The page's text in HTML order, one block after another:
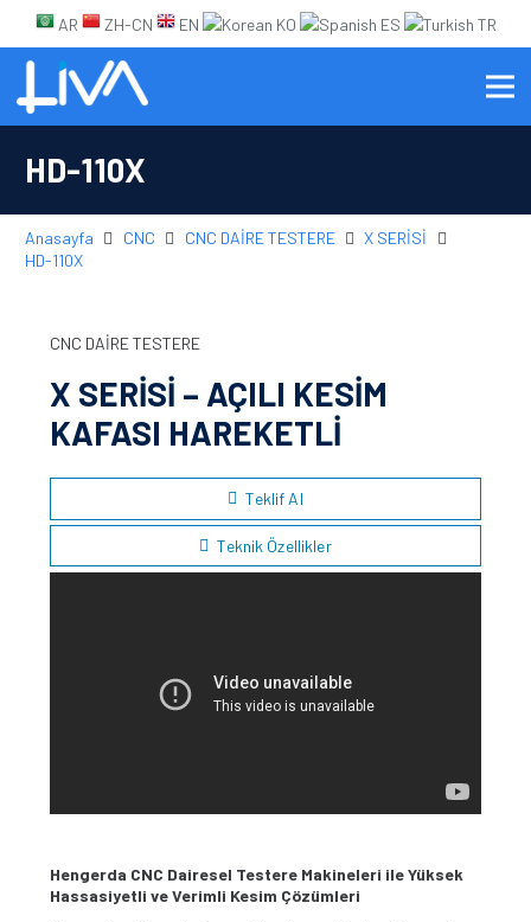
AR ZH-CN EN KO ES TR
HD-110X
Anasayfa CNC CNC DAİRE TESTERE
X SERİSİ
HD-110X
CNC DAİRE TESTERE
X SERİSİ – AÇILI KESİM
KAFASI HAREKETLİ
Teklif Al
Teknik Özellikler
Hengerda CNC Dairesel Testere Makineleri ile Yüksek
Hassasiyetli ve Verimli Kesim Çözümleri